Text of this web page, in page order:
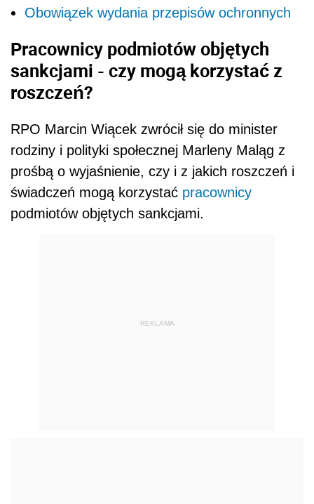
Obowiązek wydania przepisów ochronnych
Pracownicy podmiotów objętych
sankcjami - czy mogą korzystać z
roszczeń?
RPO Marcin Wiącek zwrócił się do minister
rodziny i polityki społecznej Marleny Maląg z
prośbą o wyjaśnienie, czy i z jakich roszczeń i
świadczeń mogą korzystać pracownicy
podmiotów objętych sankcjami.
REKLAMA